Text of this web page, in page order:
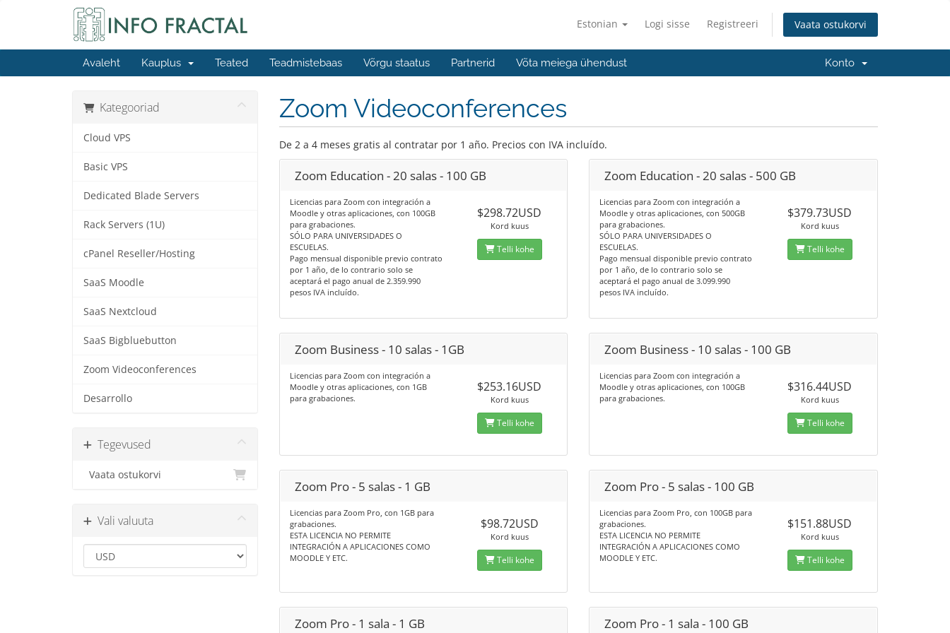
Estonian Logi sisse Registreeri Vaata ostukorvi
Avaleht Kauplus Teated Teadmistebaas Võrgu staatus Partnerid Võta meiega ühendust Konto
Kategooriad
Cloud VPS
Basic VPS
Dedicated Blade Servers
Rack Servers (1U)
cPanel Reseller/Hosting
SaaS Moodle
SaaS Nextcloud
SaaS Bigbluebutton
Zoom Videoconferences
Desarrollo
Tegevused
Vaata ostukorvi
Vali valuuta
Zoom Videoconferences
De 2 a 4 meses gratis al contratar por 1 año. Precios con IVA incluído.
Zoom Education - 20 salas - 100 GB
Licencias para Zoom con integración a
Moodle y otras aplicaciones, con 100GB
para grabaciones.
SÓLO PARA UNIVERSIDADES O
ESCUELAS.
Pago mensual disponible previo contrato
por 1 año, de lo contrario solo se
aceptará el pago anual de 2.359.990
pesos IVA incluído.
$298.72USD
Kord kuus
Telli kohe
Zoom Education - 20 salas - 500 GB
Licencias para Zoom con integración a
Moodle y otras aplicaciones, con 500GB
para grabaciones.
SÓLO PARA UNIVERSIDADES O
ESCUELAS.
Pago mensual disponible previo contrato
por 1 año, de lo contrario solo se
aceptará el pago anual de 3.099.990
pesos IVA incluído.
$379.73USD
Kord kuus
Telli kohe
Zoom Business - 10 salas - 1GB
Licencias para Zoom con integración a
Moodle y otras aplicaciones, con 1GB
para grabaciones.
$253.16USD
Kord kuus
Telli kohe
Zoom Business - 10 salas - 100 GB
Licencias para Zoom con integración a
Moodle y otras aplicaciones, con 100GB
para grabaciones.
$316.44USD
Kord kuus
Telli kohe
Zoom Pro - 5 salas - 1 GB
Licencias para Zoom Pro, con 1GB para
grabaciones.
ESTA LICENCIA NO PERMITE
INTEGRACIÓN A APLICACIONES COMO
MOODLE Y ETC.
$98.72USD
Kord kuus
Telli kohe
Zoom Pro - 5 salas - 100 GB
Licencias para Zoom Pro, con 100GB para
grabaciones.
ESTA LICENCIA NO PERMITE
INTEGRACIÓN A APLICACIONES COMO
MOODLE Y ETC.
$151.88USD
Kord kuus
Telli kohe
Zoom Pro - 1 sala - 1 GB Zoom Pro - 1 sala - 100 GB